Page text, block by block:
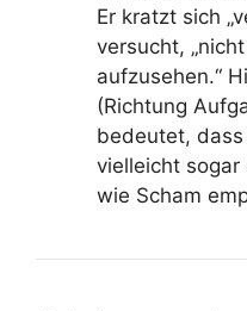
Er kratzt sich
versucht,
aufzusehen.“
(Richtung
bedeutet, dass
vielleicht sogar
wie Scham